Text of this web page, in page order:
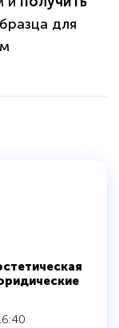
для